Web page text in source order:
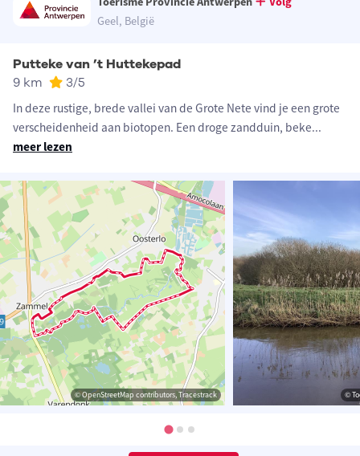
Geel, België
Putteke van ’t Huttekepad
9 km 3/5
In deze rustige, brede vallei van de Grote Nete vind je een grote
verscheidenheid aan biotopen. Een droge zandduin, beke...
meer lezen
© OpenStreetMap contributors, Tracestrack ©